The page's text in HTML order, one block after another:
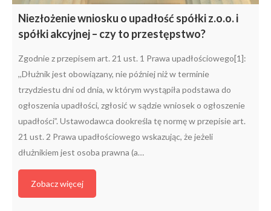
Niezłożenie wniosku o upadłość spółki z.o.o. i
spółki akcyjnej – czy to przestępstwo?
Zgodnie z przepisem art. 21 ust. 1 Prawa upadłościowego[1]:
,,Dłużnik jest obowiązany, nie później niż w terminie
trzydziestu dni od dnia, w którym wystąpiła podstawa do
ogłoszenia upadłości, zgłosić w sądzie wniosek o ogłoszenie
upadłości”. Ustawodawca dookreśla tę normę w przepisie art.
21 ust. 2 Prawa upadłościowego wskazując, że jeżeli
dłużnikiem jest osoba prawna (a…
Zobacz więcej